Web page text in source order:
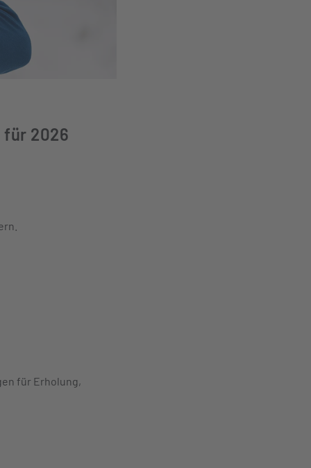
für 2026
für Erholung,